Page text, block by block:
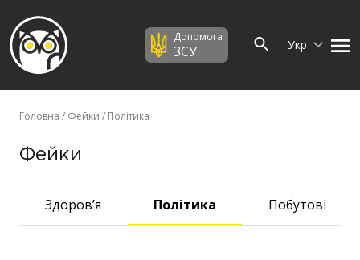
Допомога
ЗСУ Укр
Головна / Фейки / Політика
Фейки
Здоров’я Політика Побутові